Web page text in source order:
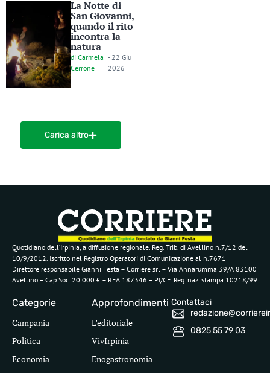
La Notte di
San Giovanni,
quando il rito
incontra la
natura
di Carmela
Cerrone
- 22 Giu
2026
Carica altro
Quotidiano dell’Irpinia, a diffusione regionale. Reg. Trib. di Avellino n.7/12 del
10/9/2012. Iscritto nel Registro Operatori di Comunicazione al n.7671
Direttore responsabile Gianni Festa – Corriere srl – Via Annarumma 39/A 83100
Avellino – Cap.Soc. 20.000 € – REA 187346 – PI/CF. Reg. naz. stampa 10218/99
Categorie
Campania
Politica
Economia
Approfondimenti
L’editoriale
VivIrpinia
Enogastronomia
Contattaci
0825 55 79 03